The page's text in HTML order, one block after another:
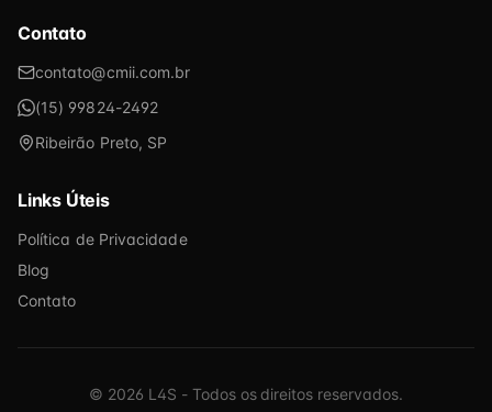
Contato
contato@cmii.com.br
(15) 99824-2492
Ribeirão Preto, SP
Links Úteis
Política de Privacidade
Blog
Contato
© 2026 L4S - Todos os direitos reservados.